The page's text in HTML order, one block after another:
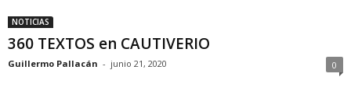
NOTICIAS
360 TEXTOS en CAUTIVERIO
Guillermo Pallacán - junio 21, 2020 0